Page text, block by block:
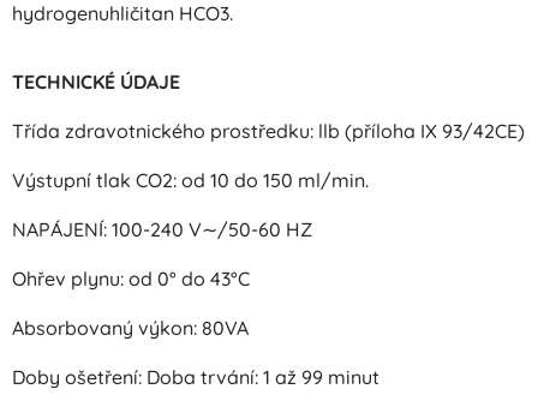
hydrogenuhličitan HCO3.
TECHNICKÉ ÚDAJE
Třída zdravotnického prostředku: llb (příloha IX 93/42CE)
Výstupní tlak CO2: od 10 do 150 ml/min.
NAPÁJENÍ: 100-240 V∼/50-60 HZ
Ohřev plynu: od 0° do 43°C
Absorbovaný výkon: 80VA
Doby ošetření: Doba trvání: 1 až 99 minut